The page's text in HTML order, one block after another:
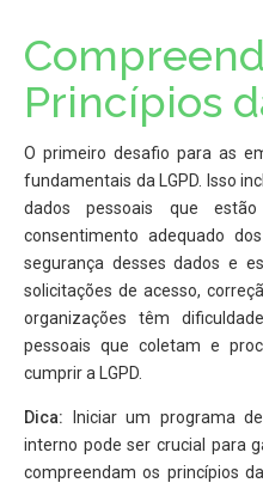
Princípios
O primeiro desafio para as
fundamentais da LGPD. Isso
dados pessoais que
consentimento adequado
segurança desses dados e
solicitações de acesso,
organizações têm
pessoais que coletam e
cumprir a LGPD.
Dica: Iniciar um programa
interno pode ser crucial para
compreendam os princípios